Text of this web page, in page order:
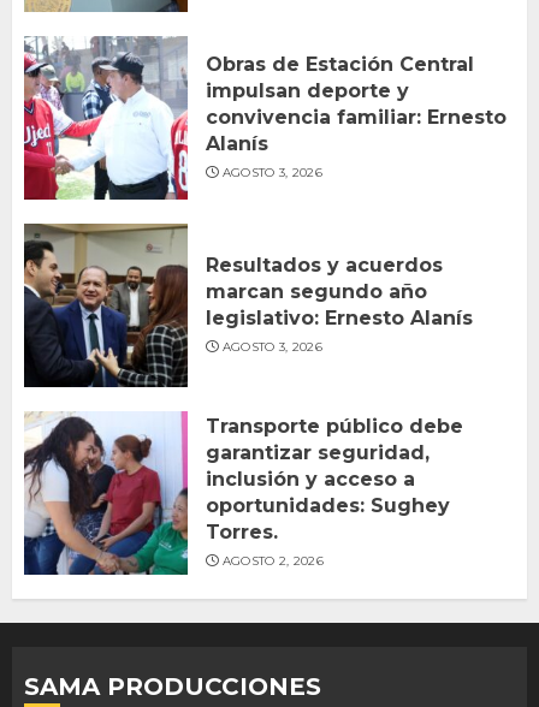
Obras de Estación Central
impulsan deporte y
convivencia familiar: Ernesto
Alanís
AGOSTO 3, 2026
Resultados y acuerdos
marcan segundo año
legislativo: Ernesto Alanís
AGOSTO 3, 2026
Transporte público debe
garantizar seguridad,
inclusión y acceso a
oportunidades: Sughey
Torres.
AGOSTO 2, 2026
SAMA PRODUCCIONES